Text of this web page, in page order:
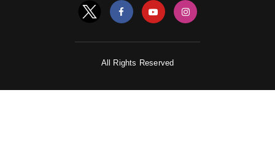
All Rights Reserved